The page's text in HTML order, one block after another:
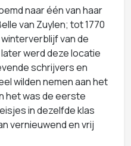
naar één van haar
van Zuylen; tot 1770
van de
werd deze locatie
schrijvers en
wilden nemen aan het
het was de eerste
in dezelfde klas
vernieuwend en vrij